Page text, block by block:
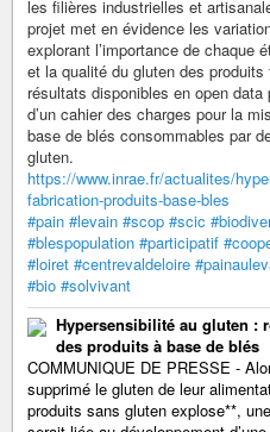
les filières industrielles et
projet met en évidence les
explorant l’importance de chaque
et la qualité du gluten des
résultats disponibles en open
d’un cahier des charges pour la
base de blés consommables par
gluten.
https://www.inrae.fr/actualites/
fabrication-produits-base-bles
#pain #levain #scop #scic
#blespopulation #participatif
#loiret #centrevaldeloire
#bio #solvivant
Hypersensibilité au gluten :
des produits à base de blés
COMMUNIQUE DE PRESSE -
supprimé le gluten de leur
produits sans gluten explose**,